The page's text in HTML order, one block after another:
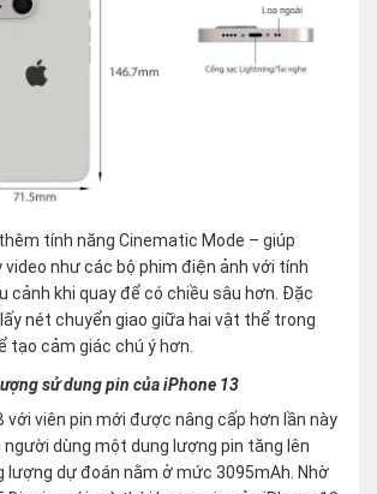
tính năng Cinematic Mode – giúp
video như các bộ phim điện ảnh với tính
cảnh khi quay để có chiều sâu hơn. Đặc
nét chuyển giao giữa hai vật thể trong
tạo cảm giác chú ý hơn.
sử dung pin của iPhone 13
với viên pin mới được nâng cấp hơn lần này
dùng một dung lượng pin tăng lên
lượng dự đoán nằm ở mức 3095mAh. Nhờ